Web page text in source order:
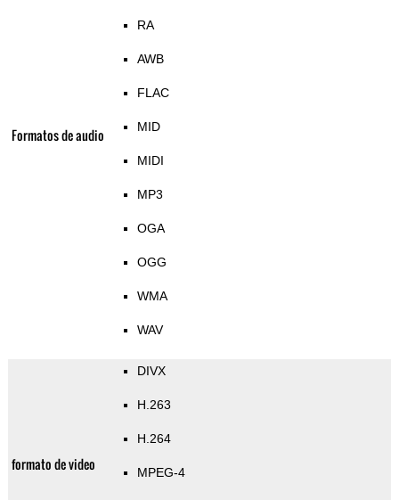
Formatos de audio
RA
AWB
FLAC
MID
MIDI
MP3
OGA
OGG
WMA
WAV
formato de video
DIVX
H.263
H.264
MPEG-4